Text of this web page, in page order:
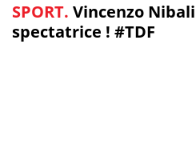
SPORT. Vincenzo
spectatrice ! #TDF